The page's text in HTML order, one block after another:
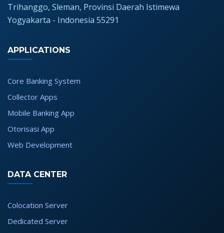
Trihanggo, Sleman, Provinsi Daerah Istimewa
Yogyakarta - Indonesia 55291
APPLICATIONS
Core Banking System
Collector Apps
Mobile Banking App
Otorisasi App
Web Development
DATA CENTER
Colocation Server
Dedicated Server